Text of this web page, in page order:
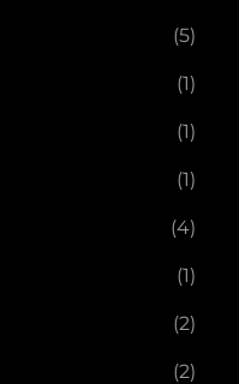
(5)
(1)
(1)
(1)
(4)
(1)
(2)
(2)